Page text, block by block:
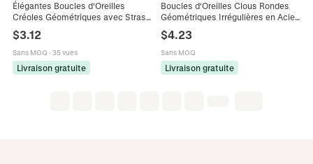
Élégantes Boucles d'Oreilles
Créoles Géométriques avec Strass
Complet Boucles d'Oreilles
Rectangulaires en Cuivre Plaqué Or
Bijoux pour Femme Mariage
$3.12
Sans MOQ · 35 vues
Livraison gratuite
Boucles d'Oreilles Clous Rondes
Géométriques Irrégulières en Acier
Inoxydable Vintage Plaqué Or
Argent 18K Bijoux en Métal pour
Femmes
$4.23
Sans MOQ
Livraison gratuite